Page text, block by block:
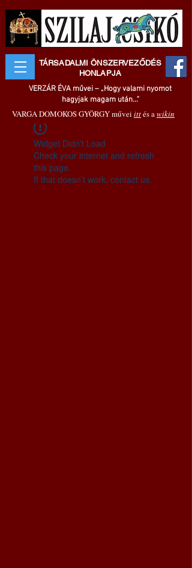
TÁRSADALMI ÖNSZERVEZŐDÉS
HONLAPJA
VERZÁR ÉVA művei – „Hogy valami nyomot
hagyjak magam után..."
VARGA DOMOKOS GYÖRGY művei ittés awikin
Widget Didn’t Load
Check your internet and refresh
this page.
If that doesn’t work, contact us.